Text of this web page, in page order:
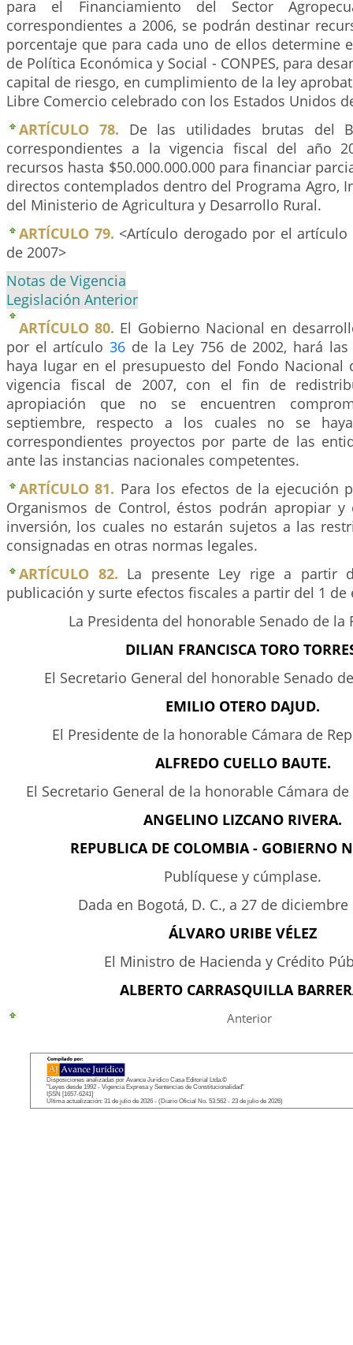
para el Financiamiento del Sector
correspondientes a 2006, se podrán destinar
porcentaje que para cada uno de ellos determine
de Política Económica y Social - CONPES, para
capital de riesgo, en cumplimiento de la ley
Libre Comercio celebrado con los Estados Unidos
ARTÍCULO 78. De las utilidades brutas del
correspondientes a la vigencia fiscal del año
recursos hasta $50.000.000.000 para financiar
directos contemplados dentro del Programa Agro,
del Ministerio de Agricultura y Desarrollo Rural.
ARTÍCULO 79. <Artículo derogado por el artículo
de 2007>
Notas de Vigencia
Legislación Anterior
ARTÍCULO 80. El Gobierno Nacional en
por el artículo36 de la Ley 756 de 2002, hará
haya lugar en el presupuesto del Fondo Nacional
vigencia fiscal de 2007, con el fin de
apropiación que no se encuentren
septiembre, respecto a los cuales no se
correspondientes proyectos por parte de las
ante las instancias nacionales competentes.
ARTÍCULO 81. Para los efectos de la ejecución
Organismos de Control, éstos podrán apropiar y
inversión, los cuales no estarán sujetos a las
consignadas en otras normas legales.
ARTÍCULO 82. La presente Ley rige a partir
publicación y surte efectos fiscales a partir del 1 de
La Presidenta del honorable Senado de la
DILIAN FRANCISCA TORO
El Secretario General del honorable Senado
EMILIO OTERO DAJUD.
El Presidente de la honorable Cámara de
ALFREDO CUELLO BAUTE.
El Secretario General de la honorable Cámara
ANGELINO LIZCANO RIVERA.
REPUBLICA DE COLOMBIA - GOBIERNO
Publíquese y cúmplase.
Dada en Bogotá, D. C., a 27 de diciembre
ÁLVARO URIBE VÉLEZ
El Ministro de Hacienda y Crédito
ALBERTO CARRASQUILLA
Anterior
Disposiciones analizadas por Avance Jurídico Casa Editorial Ltda.©
"Leyes desde 1992 - Vigencia Expresa y Sentencias de Constitucionalidad"
ISSN [1657-6241]
Última actualización: 31 de julio de 2026 - (Diario Oficial No. 53.562 - 23 de julio de 2026)